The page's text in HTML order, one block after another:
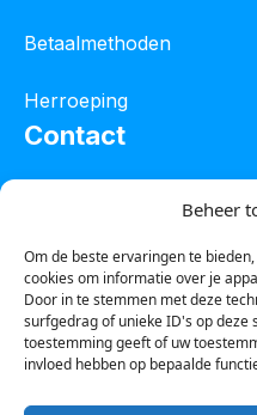
Beheer
Om de beste ervaringen te
cookies om informatie over je
Door in te stemmen met deze
surfgedrag of unieke ID's op deze
toestemming geeft of uw
invloed hebben op bepaalde
Betaalmethoden
Herroeping
Contact
Tel :0850601800
Whatsapp : 0623388306